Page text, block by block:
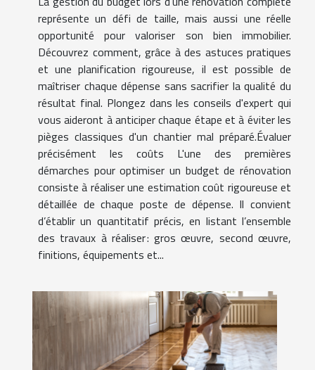
représente un défi de taille, mais aussi une réelle
opportunité pour valoriser son bien immobilier.
Découvrez comment, grâce à des astuces pratiques
et une planification rigoureuse, il est possible de
maîtriser chaque dépense sans sacrifier la qualité du
résultat final. Plongez dans les conseils d'expert qui
vous aideront à anticiper chaque étape et à éviter les
pièges classiques d'un chantier mal préparé.Évaluer
précisément les coûts L'une des premières
démarches pour optimiser un budget de rénovation
consiste à réaliser une estimation coût rigoureuse et
détaillée de chaque poste de dépense. Il convient
d’établir un quantitatif précis, en listant l’ensemble
des travaux à réaliser : gros œuvre, second œuvre,
finitions, équipements et...